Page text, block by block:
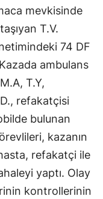
Gaziantep
Giresun
Gümüşhane
Hakkari
Hatay
Isparta
Mersin
İstanbul
mevkisinde
T.V.
74 DF
ambulans
T.Y,
refakatçisi
bulunan
kazanın
refakatçi ile
yaptı. Olay
kontrollerinin